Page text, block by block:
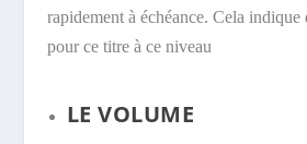
rapidement à échéance. Cela indique
pour ce titre à ce niveau
LE VOLUME